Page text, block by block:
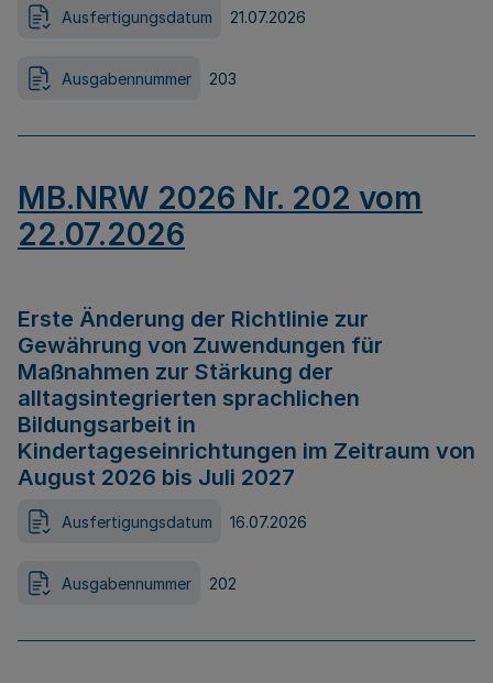
Ausfertigungsdatum 21.07.2026
Ausgabennummer 203
MB.NRW 2026 Nr. 202 vom
22.07.2026
Erste Änderung der Richtlinie zur
Gewährung von Zuwendungen für
Maßnahmen zur Stärkung der
alltagsintegrierten sprachlichen
Bildungsarbeit in
Kindertageseinrichtungen im Zeitraum von
August 2026 bis Juli 2027
Ausfertigungsdatum 16.07.2026
Ausgabennummer 202